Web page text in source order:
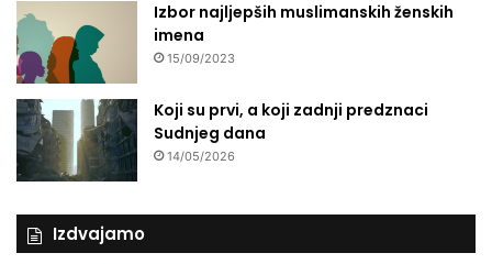
Izbor najljepših muslimanskih ženskih
imena
15/09/2023
Koji su prvi, a koji zadnji predznaci
Sudnjeg dana
14/05/2026
Izdvajamo